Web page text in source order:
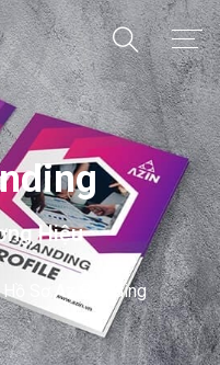
Hiệu
Hồ Sơ Az Branding